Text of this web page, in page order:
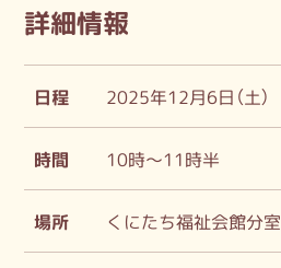
詳細情報
日程 2025年12月6日（土）
時間 10時～11時半
場所 くにたち福祉会館分室